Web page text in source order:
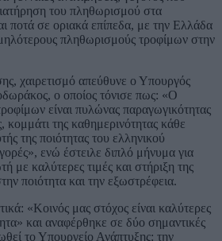
του πληθωρισμού στα
ποτά σε οριακά επίπεδα, με την Ελλάδα
πληθωρισμούς τροφίμων στην
χαιρετισμό απεύθυνε ο Υπουργός
ο οποίος τόνισε πως: «Ο
είναι πυλώνας παραγωγικότητας
κομμάτι της καθημερινότητας κάθε
της ποιότητας του ελληνικού
ενώ έστειλε διπλό μήνυμα για
με καλύτερες τιμές και στήριξη της
ποιότητα και την εξωστρέφεια.
«Κοινός μας στόχος είναι καλύτερες
και αναφέρθηκε σε δύο σημαντικές
το Υπουργείο Ανάπτυξης: την